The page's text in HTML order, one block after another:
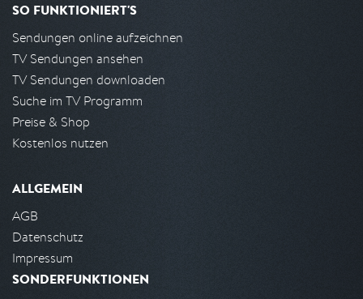
SO FUNKTIONIERT'S
Sendungen online aufzeichnen
TV Sendungen ansehen
TV Sendungen downloaden
Suche im TV Programm
Preise & Shop
Kostenlos nutzen
ALLGEMEIN
AGB
Datenschutz
Impressum
SONDERFUNKTIONEN